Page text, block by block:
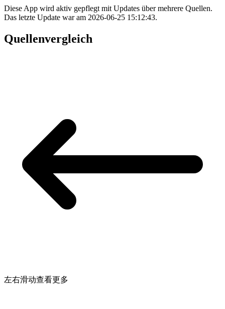
Diese App wird aktiv gepflegt mit Updates über mehrere Quellen.
Das letzte Update war am 2026-06-25 15:12:43.
Quellenvergleich
左右滑动查看更多